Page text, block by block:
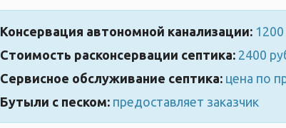
Консервация автономной канализации:
Стоимость расконсервации септика: 2400
Сервисное обслуживание септика: цена по
Бутыли с песком: предоставляет заказчик